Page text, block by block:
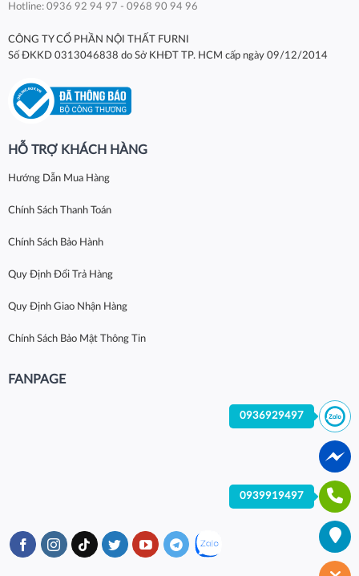
Hotline: 0936 92 94 97 - 0968 90 94 96
CÔNG TY CỔ PHẦN NỘI THẤT FURNI
Số ĐKKD 0313046838 do Sở KHĐT TP. HCM cấp ngày 09/12/2014
HỖ TRỢ KHÁCH HÀNG
Hướng Dẫn Mua Hàng
Chính Sách Thanh Toán
Chính Sách Bảo Hành
Quy Định Đổi Trả Hàng
Quy Định Giao Nhận Hàng
Chính Sách Bảo Mật Thông Tin
FANPAGE
0936929497
0939919497